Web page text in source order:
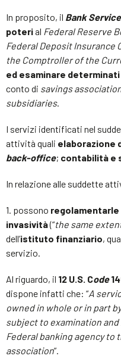
In proposito, il Bank
poterial Federal Reserve
Federal Deposit Insurance
the Comptroller of the
ed esaminare
conto di savings
subsidiaries.
I servizi identificati nel
attività quali elaborazione
back-office; contabilità e
In relazione alle suddette
1. possono regolamentarle
invasività(“the same
dell’istituto finanziario,
servizio.
Al riguardo, il 12 U.S. Code
dispone infatti che: “A
owned in whole or in part
subject to examination
Federal banking agency to
association”.